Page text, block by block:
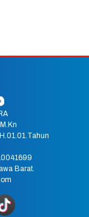
Barat.